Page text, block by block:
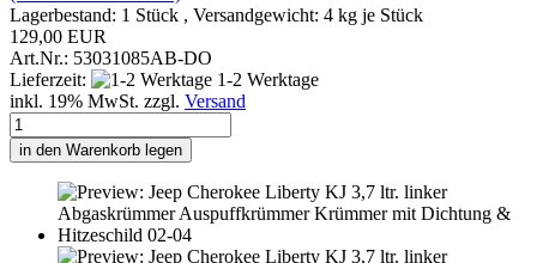
Lagerbestand: 1 Stück , Versandgewicht: 4 kg je Stück
129,00 EUR
Art.Nr.: 53031085AB-DO
Lieferzeit:
1-2 Werktage
inkl. 19% MwSt. zzgl. Versand
in den Warenkorb legen